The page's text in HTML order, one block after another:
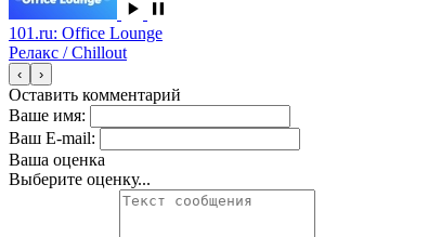
101.ru: Office Lounge
Релакс / Chillout
‹ ›
Оставить комментарий
Ваше имя:
Ваш E-mail:
Ваша оценка
Выберите оценку...